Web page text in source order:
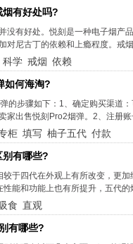
有好处吗?
没有好处。悦刻是一种电子烟产
对尼古丁的依赖和上瘾程度。
科学 戒烟 依赖
如何海淘?
的步骤如下：1、确定购买渠道
家出售悦刻Pro2烟弹。2、注册
柜 填写 柚子五代 付款
别有哪些?
于四代在外观上有所改变，更
性能和功能上也有所提升，五代
食 直观
有哪些?